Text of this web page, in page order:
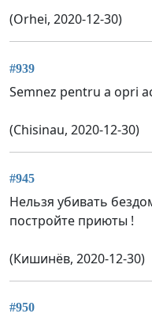
(Orhei, 2020-12-30)
#939
Semnez pentru a opri
(Chisinau, 2020-12-30)
#945
Нельзя убивать
постройте приюты !
(Кишинёв, 2020-12-30)
#950